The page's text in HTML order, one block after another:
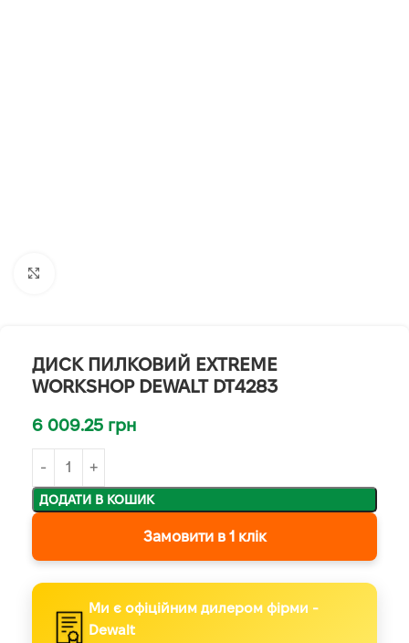
ДИСК ПИЛКОВИЙ EXTREME
WORKSHOP DEWALT DT4283
6 009.25 грн
ДОДАТИ В КОШИК
Замовити в 1 клік
Ми є офіційним дилером фірми -
Dewalt